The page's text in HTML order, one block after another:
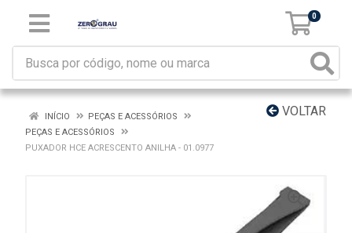
0
VOLTAR
INÍCIO
PEÇAS E ACESSÓRIOS
PEÇAS E ACESSÓRIOS
PUXADOR HCE ACRESCENTO ANILHA - 01.0977